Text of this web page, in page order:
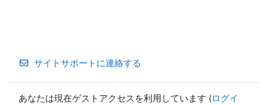
サイトサポートに連絡する
あなたは現在ゲストアクセスを利用しています (ログイ